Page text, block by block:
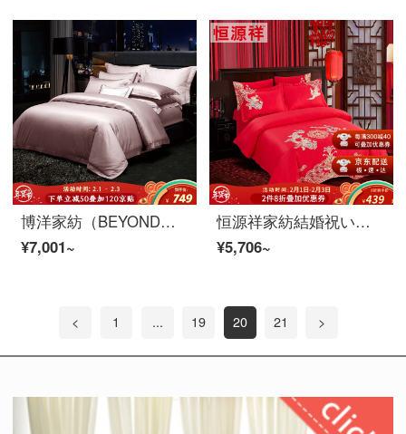
博洋家紡（BEYOND）100本の綿の4点セットの綿100本の純綿の欧風豪華なシンプルな刺繍の綿のセットです。
¥7,001~
恒源祥家紡結婚祝いの全綿四点セットの刺繍ベッド用品セット純綿結婚祝いの寝具竜吟鳳舞1.8メートル/2.0メートルのベッド龍吟鳳舞1.8/2.0メートルのベッド/布団カバー220*240 cm
¥5,706~
< 1 ... 19 20 21 >